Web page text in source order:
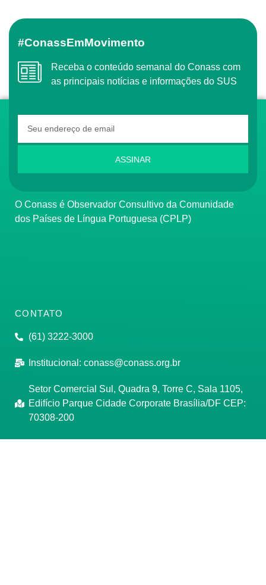
#ConassEmMovimento
Receba o conteúdo semanal do Conass com
as principais notícias e informações do SUS
ASSINAR
O Conass é Observador Consultivo da Comunidade
dos Países de Língua Portuguesa (CPLP)
CONTATO
(61) 3222-3000
Institucional: conass@conass.org.br
Setor Comercial Sul, Quadra 9, Torre C, Sala 1105,
Edifício Parque Cidade Corporate Brasília/DF CEP:
70308-200